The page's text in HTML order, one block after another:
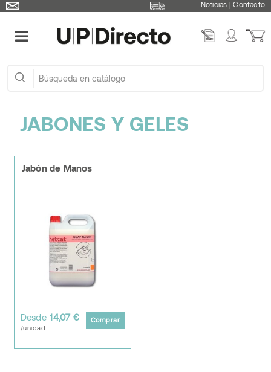
Noticias |Contacto
JABONES Y GELES
Jabón de Manos
Desde 14,07 €
/unidad
Comprar